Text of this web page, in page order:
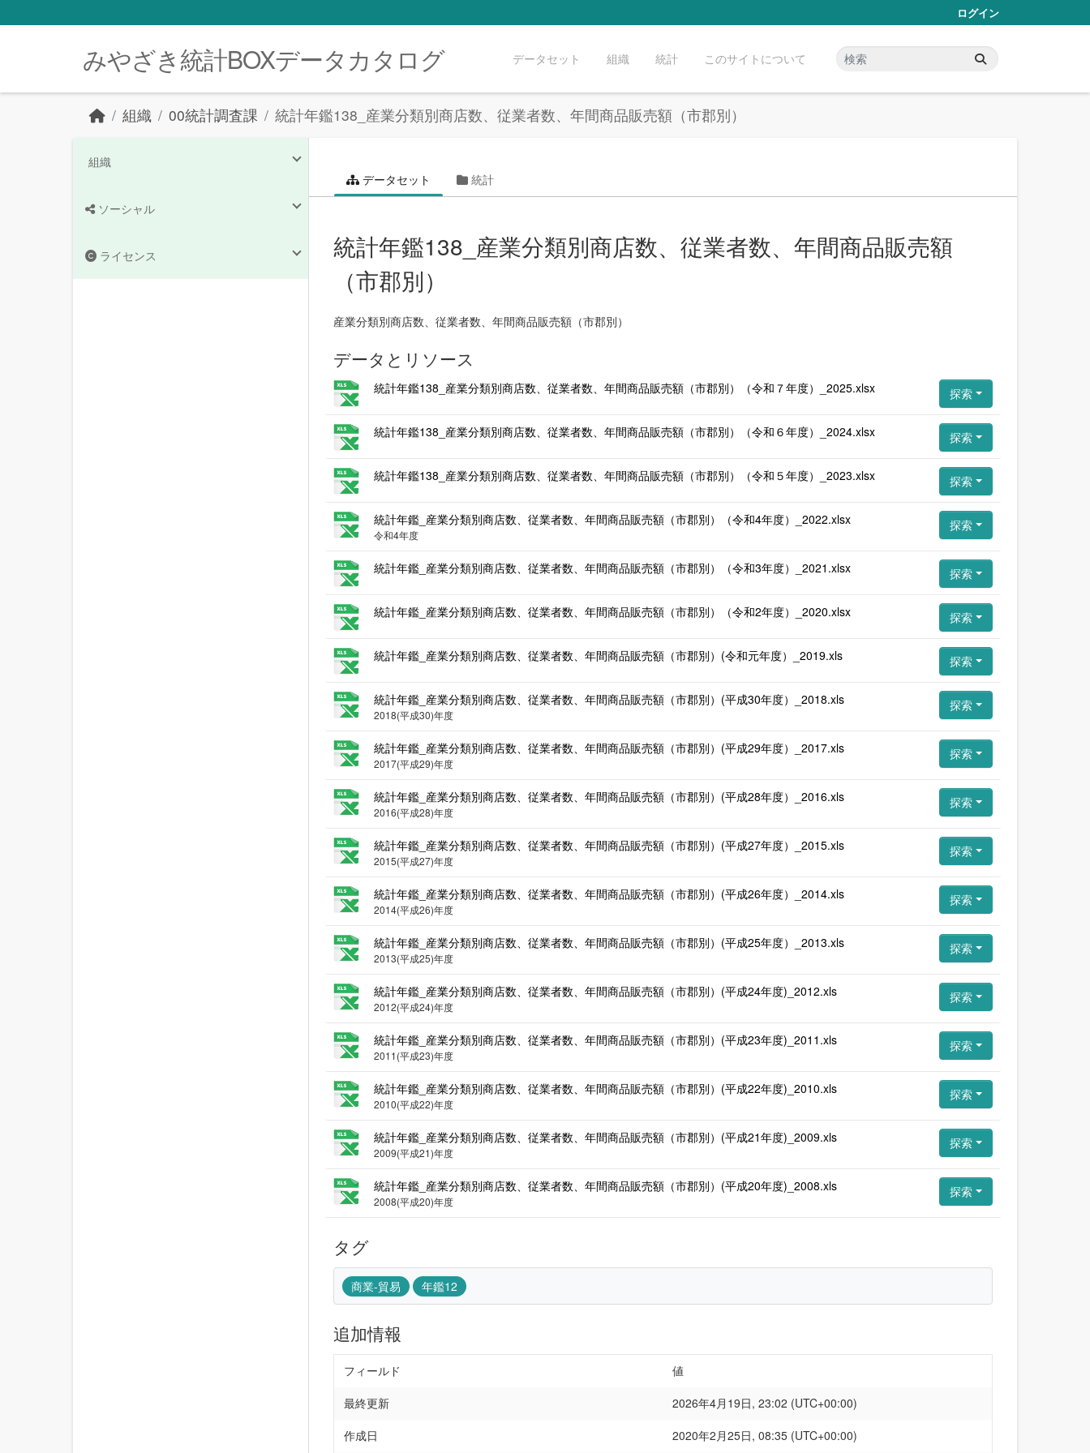
ログイン
みやざき統計BOXデータカタログ データセット 組織 統計 このサイトについて
組織 00統計調査課 統計年鑑138_産業分類別商店数、従業者数、年間商品販売額（市郡別）
組織
ソーシャル
ライセンス
データセット 統計
統計年鑑138_産業分類別商店数、従業者数、年間商品販売額
（市郡別）
産業分類別商店数、従業者数、年間商品販売額（市郡別）
データとリソース
統計年鑑138_産業分類別商店数、従業者数、年間商品販売額（市郡別）（令和７年度）_2025.xlsx 探索
統計年鑑138_産業分類別商店数、従業者数、年間商品販売額（市郡別）（令和６年度）_2024.xlsx 探索
統計年鑑138_産業分類別商店数、従業者数、年間商品販売額（市郡別）（令和５年度）_2023.xlsx 探索
統計年鑑_産業分類別商店数、従業者数、年間商品販売額（市郡別）（令和4年度）_2022.xlsx
令和4年度
探索
統計年鑑_産業分類別商店数、従業者数、年間商品販売額（市郡別）（令和3年度）_2021.xlsx 探索
統計年鑑_産業分類別商店数、従業者数、年間商品販売額（市郡別）（令和2年度）_2020.xlsx 探索
統計年鑑_産業分類別商店数、従業者数、年間商品販売額（市郡別）(令和元年度）_2019.xls 探索
統計年鑑_産業分類別商店数、従業者数、年間商品販売額（市郡別）(平成30年度）_2018.xls
2018(平成30)年度
探索
統計年鑑_産業分類別商店数、従業者数、年間商品販売額（市郡別）(平成29年度）_2017.xls
2017(平成29)年度
探索
統計年鑑_産業分類別商店数、従業者数、年間商品販売額（市郡別）(平成28年度）_2016.xls
2016(平成28)年度
探索
統計年鑑_産業分類別商店数、従業者数、年間商品販売額（市郡別）(平成27年度）_2015.xls
2015(平成27)年度
探索
統計年鑑_産業分類別商店数、従業者数、年間商品販売額（市郡別）(平成26年度）_2014.xls
2014(平成26)年度
探索
統計年鑑_産業分類別商店数、従業者数、年間商品販売額（市郡別）(平成25年度）_2013.xls
2013(平成25)年度
探索
統計年鑑_産業分類別商店数、従業者数、年間商品販売額（市郡別）(平成24年度)_2012.xls
2012(平成24)年度
探索
統計年鑑_産業分類別商店数、従業者数、年間商品販売額（市郡別）(平成23年度)_2011.xls
2011(平成23)年度
探索
統計年鑑_産業分類別商店数、従業者数、年間商品販売額（市郡別）(平成22年度)_2010.xls
2010(平成22)年度
探索
統計年鑑_産業分類別商店数、従業者数、年間商品販売額（市郡別）(平成21年度)_2009.xls
2009(平成21)年度
探索
統計年鑑_産業分類別商店数、従業者数、年間商品販売額（市郡別）(平成20年度)_2008.xls
2008(平成20)年度
探索
タグ
商業-貿易 年鑑12
追加情報
フィールド
値
最終更新
2026年4月19日, 23:02 (UTC+00:00)
作成日
2020年2月25日, 08:35 (UTC+00:00)